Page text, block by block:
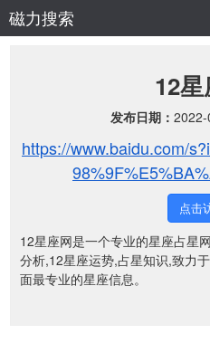
磁力搜索
12
发布日期：
https://www.baidu.com/
点击
12星座网是一个专业的星座占星
分析,12星座运势,占星知识,致力
面最专业的星座信息。